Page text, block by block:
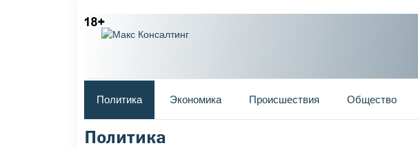
Главное меню
Политика Экономика Происшествия Общество
Политика